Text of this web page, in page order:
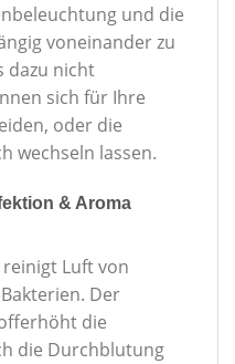
und die
voneinander zu
dazu nicht
sich für Ihre
oder die
wechseln lassen.
& Aroma
Luft von
Der
die
die Durchblutung